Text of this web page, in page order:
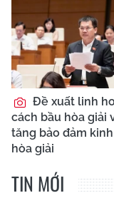
Đề xuất linh
cách bầu hòa giải
tăng bảo đảm
hòa giải
TIN MỚI